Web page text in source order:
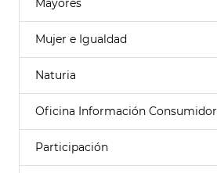
Mayores
Mujer e Igualdad
Naturia
Oficina Información Consumidor
Participación